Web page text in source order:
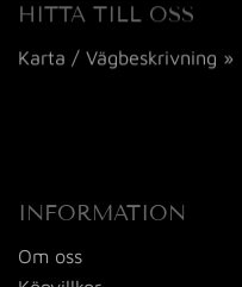
HITTA TILL OSS
Karta / Vägbeskrivning »
INFORMATION
Om oss